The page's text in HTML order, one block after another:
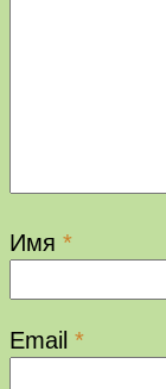
Имя *
Email *